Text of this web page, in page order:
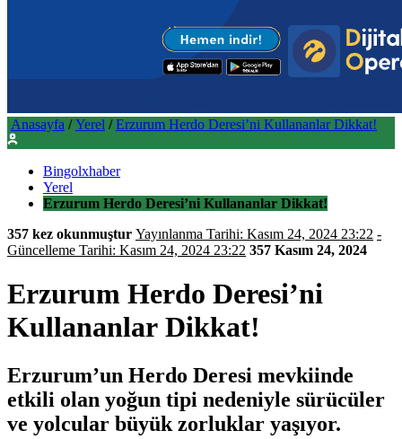
Anasayfa / Yerel / Erzurum Herdo Deresi’ni Kullananlar Dikkat!
Bingolxhaber
Yerel
Erzurum Herdo Deresi’ni Kullananlar Dikkat!
357 kez okunmuştur
Yayınlanma Tarihi: Kasım 24, 2024 23:22 -
Güncelleme Tarihi: Kasım 24, 2024 23:22 357 Kasım 24, 2024
Erzurum Herdo Deresi’ni
Kullananlar Dikkat!
Erzurum’un Herdo Deresi mevkiinde
etkili olan yoğun tipi nedeniyle sürücüler
ve yolcular büyük zorluklar yaşıyor.